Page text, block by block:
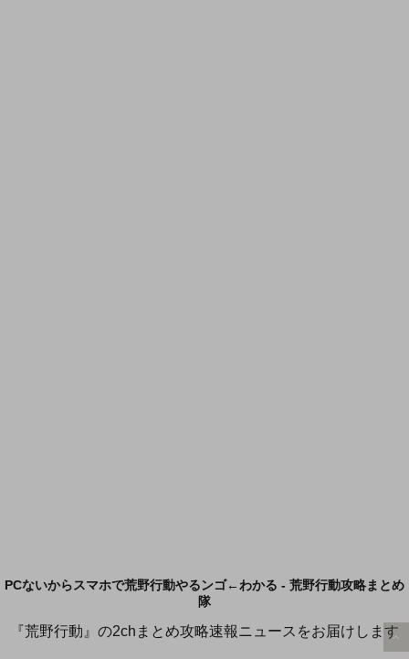
PCないからスマホで荒野行動やるンゴ←わかる - 荒野行動攻略まとめ
隊
『荒野行動』の2chまとめ攻略速報ニュースをお届けします